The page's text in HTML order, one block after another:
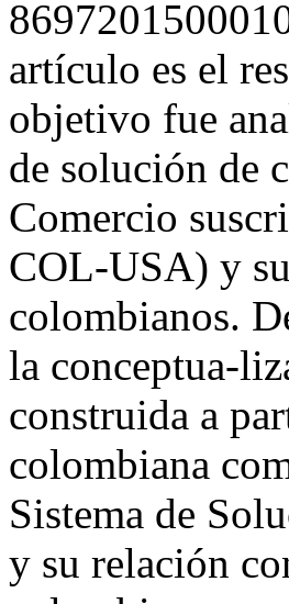
artículo es el
objetivo fue
de solución de
Comercio
COL-USA) y
colombianos.
la conceptua-
construida a
colombiana
Sistema de
y su relación